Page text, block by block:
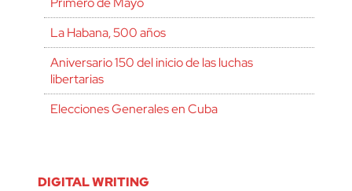
La Habana, 500 años
Aniversario 150 del inicio de las luchas
libertarias
Elecciones Generales en Cuba
DIGITAL WRITING